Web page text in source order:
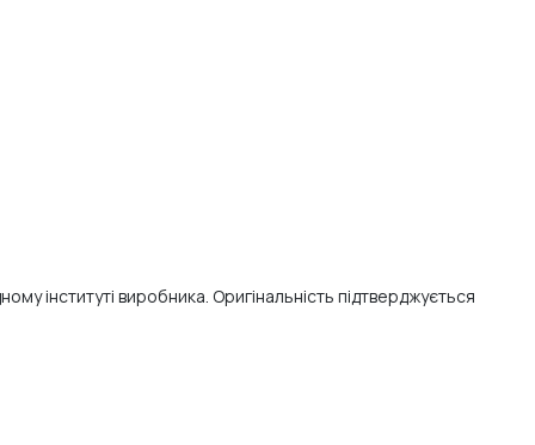
інституті виробника. Оригінальність підтверджується